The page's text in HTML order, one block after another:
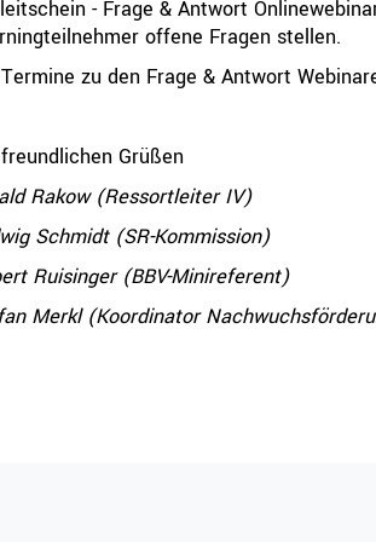
- Frage & Antwort
offene Fragen stellen.
zu den Frage & Antwort
Grüßen
Rakow (Ressortleiter IV)
Schmidt (SR-Kommission)
Ruisinger (BBV-Minireferent)
Merkl (Koordinator
Ressorts
Jugend
Schiedsrichter
Breitensport
Rechtskammer